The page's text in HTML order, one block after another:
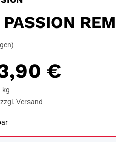
€
kg
zzgl. Versand